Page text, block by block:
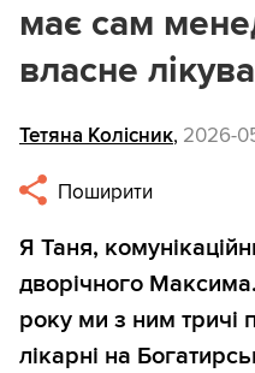
має сам
власне
Тетяна Колісник, 2026-
Поширити
Я Таня,
дворічного
року ми з ним тричі
лікарні на